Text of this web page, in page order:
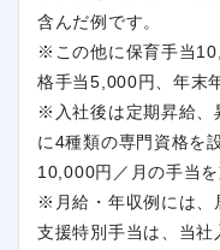
含んだ例です。
※この他に保育手当
格手当5,000円、年末
※入社後は定期昇給、
に4種類の専門資格を
10,000円／月の手当
※月給・年収例には、
支援特別手当は、当社